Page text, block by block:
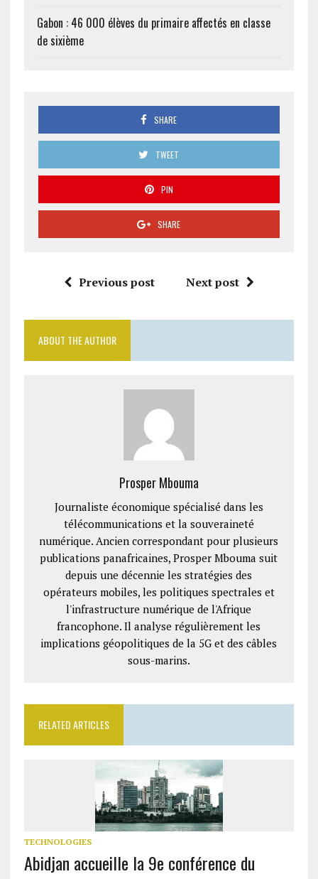
Gabon : 46 000 élèves du primaire affectés en classe
de sixième
SHARE
TWEET
PIN
SHARE
Previous post Next post
ABOUT THE AUTHOR
Prosper Mbouma
Journaliste économique spécialisé dans les
télécommunications et la souveraineté
numérique. Ancien correspondant pour plusieurs
publications panafricaines, Prosper Mbouma suit
depuis une décennie les stratégies des
opérateurs mobiles, les politiques spectrales et
l'infrastructure numérique de l'Afrique
francophone. Il analyse régulièrement les
implications géopolitiques de la 5G et des câbles
sous-marins.
RELATED ARTICLES
TECHNOLOGIES
Abidjan accueille la 9e conférence du